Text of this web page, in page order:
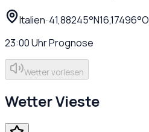
Italien··41,88245°N16,17496°O
23:00UhrPrognose
Wetter vorlesen
WetterVieste